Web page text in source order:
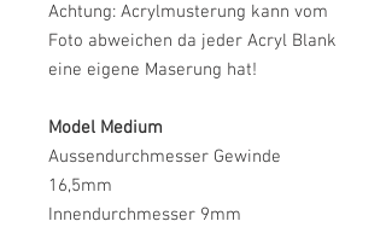
Achtung: Acrylmusterung kann vom
Foto abweichen da jeder Acryl Blank
eine eigene Maserung hat!
Model Medium
Aussendurchmesser Gewinde
16,5mm
Innendurchmesser 9mm